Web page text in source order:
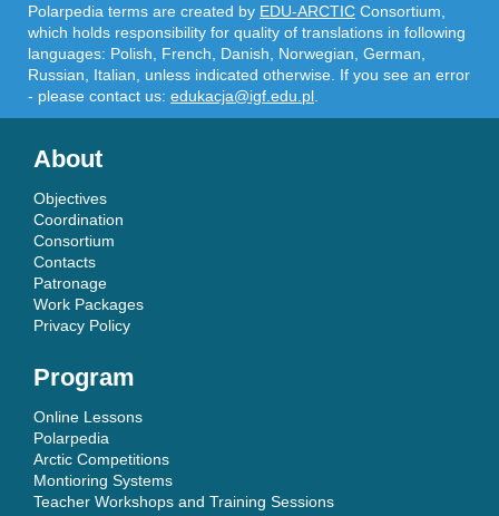
Polarpedia terms are created by EDU-ARCTIC Consortium,
which holds responsibility for quality of translations in following
languages: Polish, French, Danish, Norwegian, German,
Russian, Italian, unless indicated otherwise. If you see an error
- please contact us: edukacja@igf.edu.pl
About
Objectives
Coordination
Consortium
Contacts
Patronage
Work Packages
Privacy Policy
Program
Online Lessons
Polarpedia
Arctic Competitions
Montioring Systems
Teacher Workshops and Training Sessions